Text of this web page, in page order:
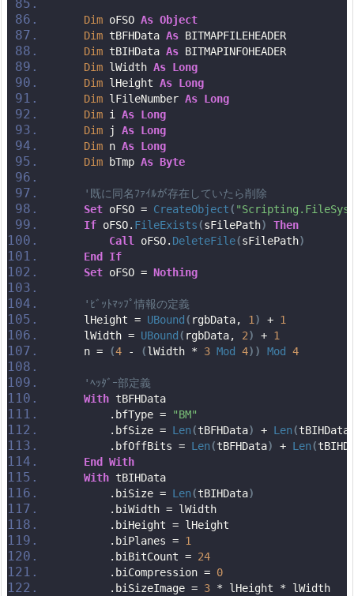
Dim oFSO As Object
Dim tBFHData As BITMAPFILEHEADER
Dim tBIHData As BITMAPINFOHEADER
Dim lWidth As Long
Dim lHeight As Long
Dim lFileNumber As Long
Dim i As Long
Dim j As Long
Dim n As Long
Dim bTmp As Byte
'既に同名ﾌｧｲﾙが存在していたら削除
Set oFSO = CreateObject(
If oFSO. FileExists(sFilePath)
Then
Call
oFSO. DeleteFile(sFilePath)
End If
Set oFSO = Nothing
'ﾋﾞｯﾄﾏｯﾌﾟ情報の定義
    lHeight =
UBound( rgbData, 1 ) + 1
    lWidth =
UBound( rgbData, 2) + 1
    n =
(4 - (lWidth * 3 Mod 4)) Mod 4
'ﾍｯﾀﾞｰ部定義
With tBFHData
        .bfType =
"BM"
        .bfSize =
Len(tBFHData) + Len(tBIHData
        .bfOffBits =
Len(tBFHData) + Len(
End With
With tBIHData
        .biSize =
Len(tBIHData)
        .biWidth = lWidth
        .biHeight = lHeight
        .biPlanes =
1
        .biBitCount =
24
        .biCompression =
0
        .biSizeImage =
3 * lHeight * lWidth